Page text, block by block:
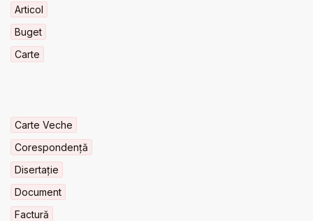
Articol
Buget
Carte
Carte Veche
Corespondență
Disertație
Document
Factură